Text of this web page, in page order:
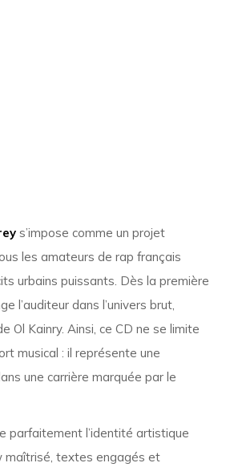
s’impose comme un projet
les amateurs de rap français
urbains puissants. Dès la première
l’auditeur dans l’univers brut,
Ol Kainry. Ainsi, ce CD ne se limite
musical : il représente une
une carrière marquée par le
parfaitement l’identité artistique
maîtrisé, textes engagés et